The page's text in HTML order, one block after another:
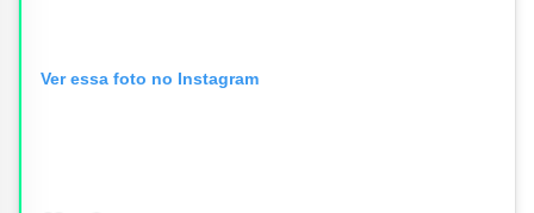
Ver essa foto no Instagram